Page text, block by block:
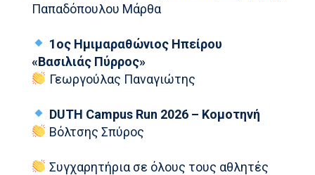
Παπαδόπουλου Μάρθα
1ος Ημιμαραθώνιος Ηπείρου
«Βασιλιάς Πύρρος»
Γεωργούλας Παναγιώτης
DUTH Campus Run 2026 – Κομοτηνή
Βόλτσης Σπύρος
Συγχαρητήρια σε όλους τους αθλητές